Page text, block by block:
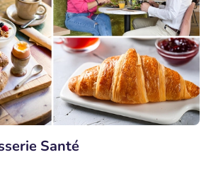
Santé